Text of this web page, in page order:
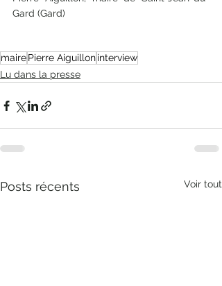
Gard (Gard)
mairePierre Aiguilloninterview
Lu dans la presse
Posts récents Voir tout